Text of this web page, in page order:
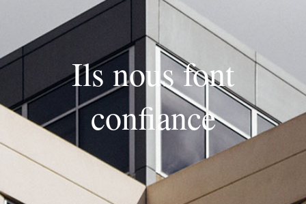
Ils nous font
confiance